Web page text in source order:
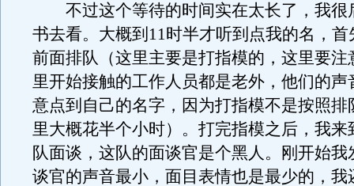
不过这个等待的时间实在太长了，我很
书去看。大概到11时半才听到点我的名，首
前面排队（这里主要是打指模的，这里要注
里开始接触的工作人员都是老外，他们的声
意点到自己的名字，因为打指模不是按照排
里大概花半个小时）。打完指模之后，我来
队面谈，这队的面谈官是个黑人。刚开始我
谈官的声音最小，面目表情也是最少的，我